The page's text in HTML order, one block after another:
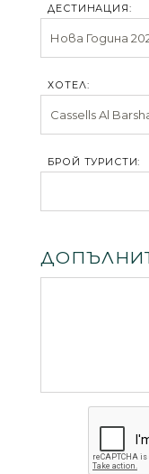
ДЕСТИНАЦИЯ:
ХОТЕЛ:
БРОЙ ТУРИСТИ: